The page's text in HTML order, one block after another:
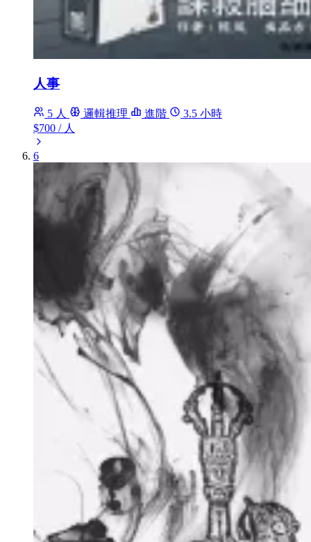
人事
5 人 邏輯推理 進階
3.5 小時
$700 / 人
6